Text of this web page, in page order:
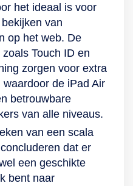
het ideaal is voor
van
op het web. De
Touch ID en
zorgen voor extra
de iPad Air
betrouwbare
van alle niveaus.
van een scala
dat er
een geschikte
bent naar